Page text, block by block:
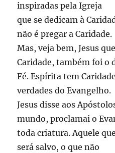
inspiradas pela Igreja
que se dedicam à
não é pregar a Caridade.
Mas, veja bem, Jesus
Caridade, também foi o
Fé. Espírita tem
verdades do Evangelho.
Jesus disse aos
mundo, proclamai o
toda criatura. Aquele
será salvo, o que não